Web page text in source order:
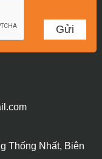
Thống Nhất, Biên